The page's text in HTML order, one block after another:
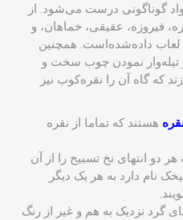
گوناگونی درست می‌شود. از
فیروزه، عقیقی، خماهان، و
لعاب داده‌شده‌است. همچنین
تیله‌وار نمودن چوب سخت و
که گاه آن را نقره‌کوب نیز
هستند که تماما از نقره
دو انتهای نخ تسبیح را از آن
نام دارد به هر یک دیگر
گرد نزدیک به هم و غیر از رنگ